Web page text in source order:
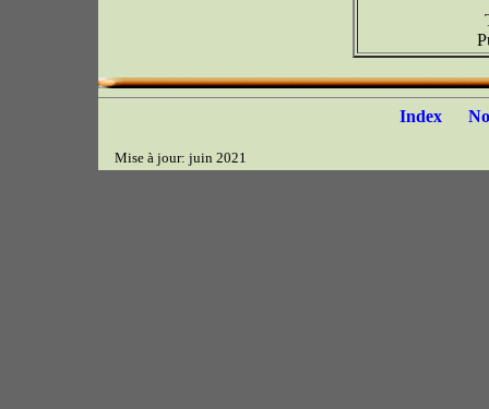
Index
Mise à jour: juin 2021